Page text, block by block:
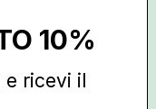
10%
ricevi il